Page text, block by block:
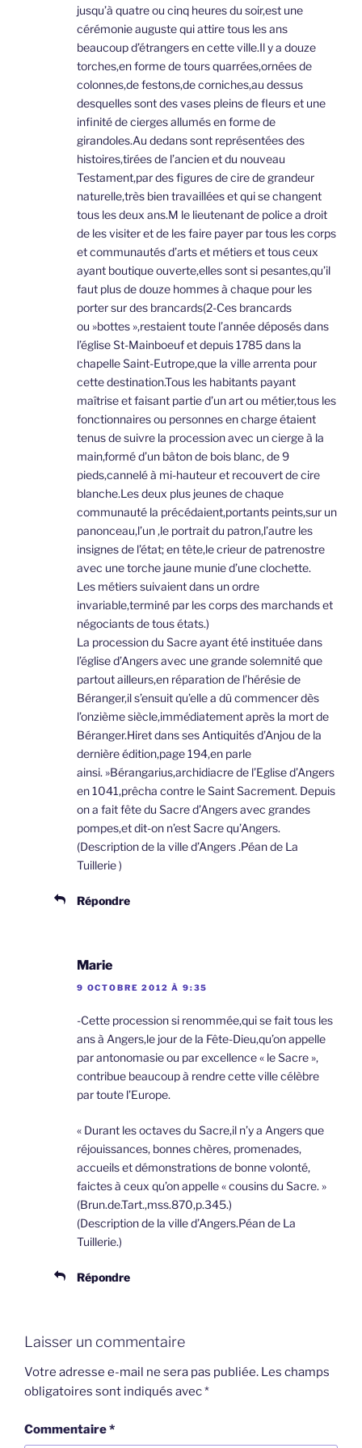
jusqu’à quatre ou cinq heures du soir,est une
cérémonie auguste qui attire tous les ans
beaucoup d’étrangers en cette ville.Il y a douze
torches,en forme de tours quarrées,ornées de
colonnes,de festons,de corniches,au dessus
desquelles sont des vases pleins de fleurs et une
infinité de cierges allumés en forme de
girandoles.Au dedans sont représentées des
histoires,tirées de l’ancien et du nouveau
Testament,par des figures de cire de grandeur
naturelle,très bien travaillées et qui se changent
tous les deux ans.M le lieutenant de police a droit
de les visiter et de les faire payer par tous les corps
et communautés d’arts et métiers et tous ceux
ayant boutique ouverte,elles sont si pesantes,qu’il
faut plus de douze hommes à chaque pour les
porter sur des brancards(2-Ces brancards
ou »bottes »,restaient toute l’année déposés dans
l’église St-Mainboeuf et depuis 1785 dans la
chapelle Saint-Eutrope,que la ville arrenta pour
cette destination.Tous les habitants payant
maîtrise et faisant partie d’un art ou métier,tous les
fonctionnaires ou personnes en charge étaient
tenus de suivre la procession avec un cierge à la
main,formé d’un bâton de bois blanc, de 9
pieds,cannelé à mi-hauteur et recouvert de cire
blanche.Les deux plus jeunes de chaque
communauté la précédaient,portants peints,sur un
panonceau,l’un ,le portrait du patron,l’autre les
insignes de l’état; en tête,le crieur de patrenostre
avec une torche jaune munie d’une clochette.
Les métiers suivaient dans un ordre
invariable,terminé par les corps des marchands et
négociants de tous états.)
La procession du Sacre ayant été instituée dans
l’église d’Angers avec une grande solemnité que
partout ailleurs,en réparation de l’hérésie de
Béranger,il s’ensuit qu’elle a dû commencer dès
l’onzième siècle,immédiatement après la mort de
Béranger.Hiret dans ses Antiquités d’Anjou de la
dernière édition,page 194,en parle
ainsi. »Bérangarius,archidiacre de l’Eglise d’Angers
en 1041,prêcha contre le Saint Sacrement. Depuis
on a fait fête du Sacre d’Angers avec grandes
pompes,et dit-on n’est Sacre qu’Angers.
(Description de la ville d’Angers .Péan de La
Tuillerie )
Répondre
Marie
9 OCTOBRE 2012 À 9:35
-Cette procession si renommée,qui se fait tous les
ans à Angers,le jour de la Fête-Dieu,qu’on appelle
par antonomasie ou par excellence « le Sacre »,
contribue beaucoup à rendre cette ville célèbre
par toute l’Europe.
« Durant les octaves du Sacre,il n’y a Angers que
réjouissances, bonnes chères, promenades,
accueils et démonstrations de bonne volonté,
faictes à ceux qu’on appelle « cousins du Sacre. »
(Brun.de.Tart.,mss.870,p.345.)
(Description de la ville d’Angers.Péan de La
Tuillerie.)
Répondre
Laisser un commentaire
Votre adresse e-mail ne sera pas publiée. Les champs
obligatoires sont indiqués avec*
Commentaire*